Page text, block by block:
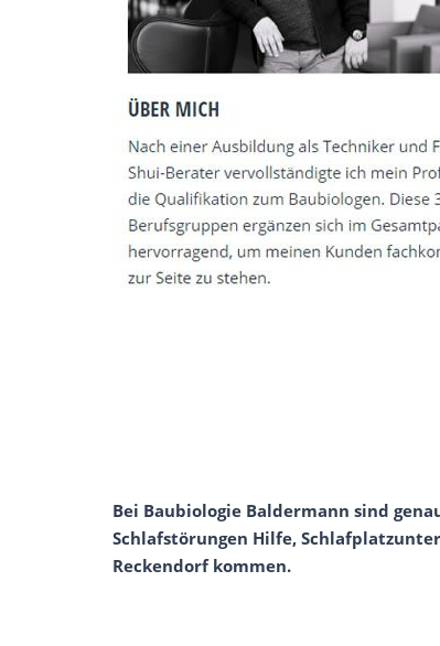
Bei Baubiologie Baldermann sind
Schlafstörungen Hilfe,
Reckendorf kommen.